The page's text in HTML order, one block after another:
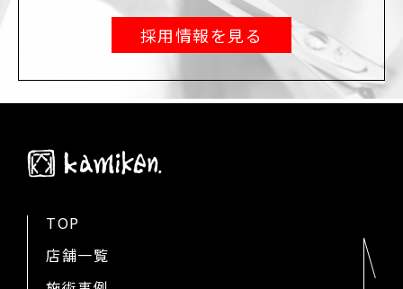
採用情報を見る
TOP
店舗一覧